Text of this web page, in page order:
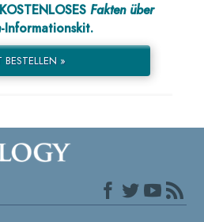
Fakten über
-Informationskit.
BESTELLEN »